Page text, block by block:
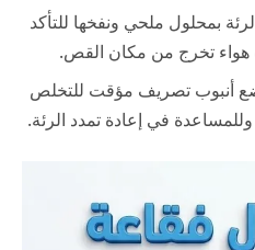
بمحلول ملحي ونفخها للتأكد
تخرج من مكان القص.
أنبوب تصريف مؤقت للتخلص
في إعادة تمدد الرئة.